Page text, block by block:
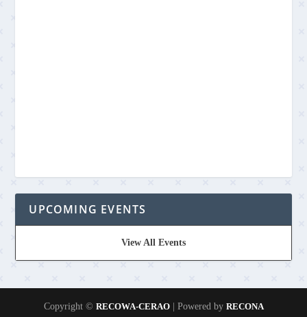
UPCOMING EVENTS
View All Events
Copyright © RECOWA-CERAO| Powered by RECONA